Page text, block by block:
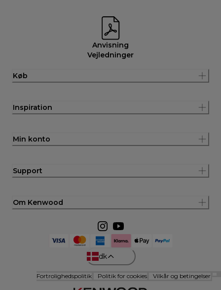
Anvisning
Vejledninger
Køb
Inspiration
Min konto
Support
Om Kenwood
dk
Fortrolighedspolitik Politik for cookies Vilkår og betingelser